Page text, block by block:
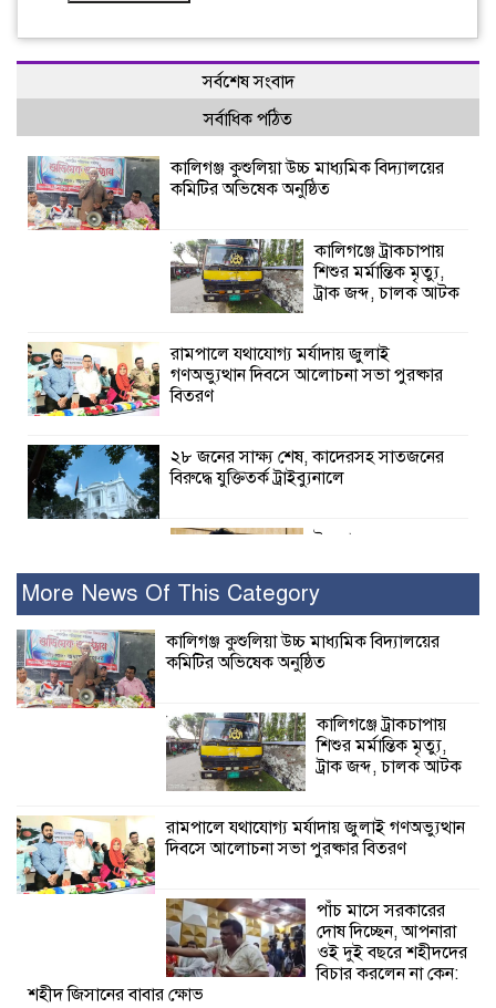
সর্বশেষ সংবাদ
সর্বাধিক পঠিত
কালিগঞ্জ কুশুলিয়া উচ্চ মাধ্যমিক বিদ্যালয়ের
কমিটির অভিষেক অনুষ্ঠিত
কালিগঞ্জে ট্রাকচাপায়
শিশুর মর্মান্তিক মৃত্যু,
ট্রাক জব্দ, চালক আটক
রামপালে যথাযোগ্য মর্যাদায় জুলাই
গণঅভ্যুত্থান দিবসে আলোচনা সভা পুরষ্কার
বিতরণ
২৮ জনের সাক্ষ্য শেষ, কাদেরসহ সাতজনের
বিরুদ্ধে যুক্তিতর্ক ট্রাইব্যুনালে
ইসলামের সবচেয়ে
নুর
পাঁচ মাসে সরকারের দোষ দিচ্ছেন, আপনারা
কালিগঞ্জে নিখোঁজ জেলের মরদেহ অবশেষে
মিলল ইছামতী নদীতে
শ্রীউলা ইউনিয়ন
অনুষ্ঠিত
শ্যামনগরে জলবায়ু সহনশীল জনগোষ্ঠী গঠনে
প্রকল্পের অংশগ্রহণমূলক শিখন ও অভিজ্ঞতা
More News Of This Category
কালিগঞ্জ কুশুলিয়া উচ্চ মাধ্যমিক বিদ্যালয়ের
কমিটির অভিষেক অনুষ্ঠিত
কালিগঞ্জে ট্রাকচাপায়
শিশুর মর্মান্তিক মৃত্যু,
ট্রাক জব্দ, চালক আটক
রামপালে যথাযোগ্য মর্যাদায় জুলাই গণঅভ্যুত্থান
দিবসে আলোচনা সভা পুরষ্কার বিতরণ
পাঁচ মাসে সরকারের
দোষ দিচ্ছেন, আপনারা
ওই দুই বছরে শহীদদের
বিচার করলেন না কেন:
শহীদ জিসানের বাবার ক্ষোভ